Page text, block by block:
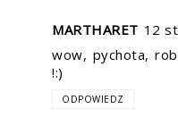
MARTHARET 12
wow, pychota,
!:)
ODPOWIEDZ